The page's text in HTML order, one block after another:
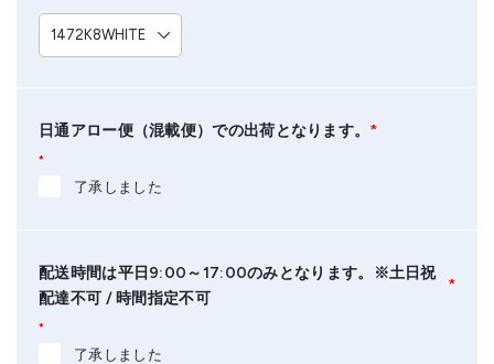
日通アロー便（混載便）での出荷となります。 *
*
了承しました
配送時間は平日9:00～17:00のみとなります。※土日祝
配達不可 / 時間指定不可
*
*
了承しました